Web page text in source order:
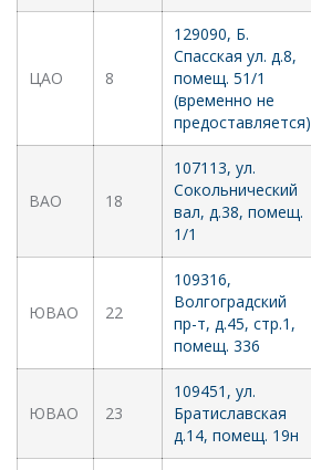
ЦАО 8
129090, Б.
Спасская ул. д.8,
помещ. 51/1
(временно не
предоставляется)
ВАО 18
107113, ул.
Сокольнический
вал, д.38, помещ.
1/1
ЮВАО 22
109316,
Волгоградский
пр-т, д.45, стр.1,
помещ. 336
ЮВАО 23
109451, ул.
Братиславская
д.14, помещ. 19н